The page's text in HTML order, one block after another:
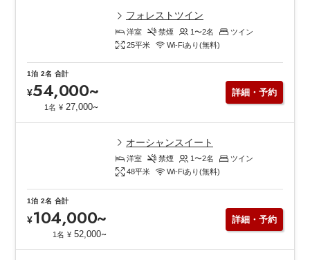
フォレストツイン
洋室 禁煙 1〜2名
ツイン
25平米 Wi-Fiあり(無料)
1泊 2名 合計
¥54,000~
1名 ¥ 27,000~
詳細・予約
オーシャンスイート
洋室 禁煙 1〜2名
ツイン
48平米 Wi-Fiあり(無料)
1泊 2名 合計
¥104,000~
1名 ¥ 52,000~
詳細・予約